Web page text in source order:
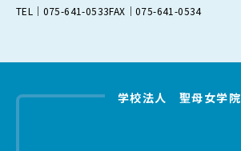
TEL｜075-641-0533FAX｜075-641-0534
学校法人 聖母女学院